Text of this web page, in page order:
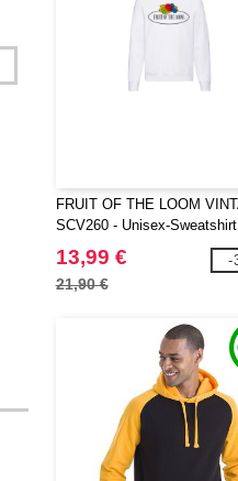
FRUIT OF THE LOOM
SCV260 - Unisex-
rundem Halsausschnitt mit
the Loom-Logo
13,99 €
21,90 €
-